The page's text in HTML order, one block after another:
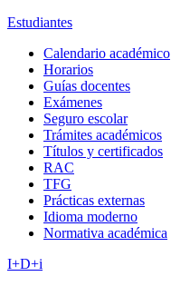
Estudiantes
Calendario académico
Horarios
Guías docentes
Exámenes
Seguro escolar
Trámites académicos
Títulos y certificados
RAC
TFG
Prácticas externas
Idioma moderno
Normativa académica
I+D+i